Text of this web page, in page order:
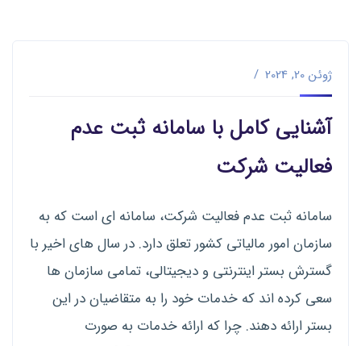
ژوئن 20, 2024
آشنایی کامل با سامانه ثبت عدم
فعالیت شرکت
سامانه ثبت عدم فعالیت شرکت، سامانه ای است که به
سازمان امور مالیاتی کشور تعلق دارد. در سال های اخیر با
گسترش بستر اینترنتی و دیجیتالی، تمامی سازمان ها
سعی کرده اند که خدمات خود را به متقاضیان در این
بستر ارائه دهند. چرا که ارائه خدمات به صورت